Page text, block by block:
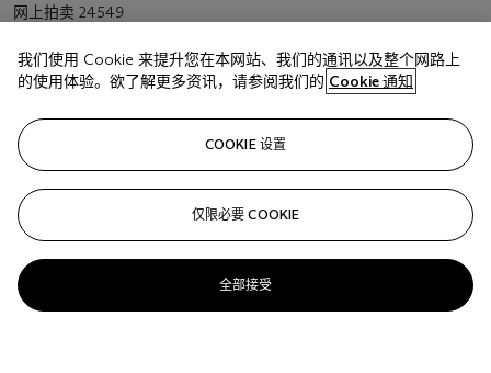
活
类
型
网上拍卖 24549
活
动
点
纽约
活
日
期
10月1 – 13日
我们使用 Cookie 来提升您在本网站、我们的通讯以及整个网路上
的使用体验。欲了解更多资讯，请参阅我们的 Cookie 通知
COOKIE 设置
仅限必要 COOKIE
全部接受